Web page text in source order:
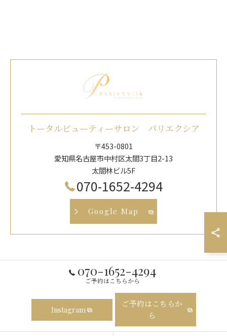
トータルビューティーサロン パリエクシア
〒453-0801
愛知県名古屋市中村区太閤3丁目2-13
太閤林ビル5F
070-1652-4294
Google Map
070-1652-4294
ご予約はこちらから
Instagram
ご予約はこちらか
ら